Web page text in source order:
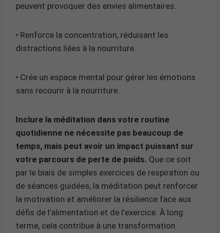
peuvent provoquer des envies alimentaires.
• Renforce la concentration, réduisant les
distractions liées à la nourriture.
• Crée un espace mental pour gérer les émotions
sans recourir à la nourriture.
Inclure la méditation dans votre routine
quotidienne ne nécessite pas beaucoup de
temps, mais peut avoir un impact puissant sur
votre parcours de perte de poids. Que ce soit
par le biais de simples exercices de respiration ou
de séances guidées, la méditation peut renforcer
la motivation et améliorer la résilience face aux
défis de l’alimentation et de l’exercice. À long
terme, cela contribue à une transformation